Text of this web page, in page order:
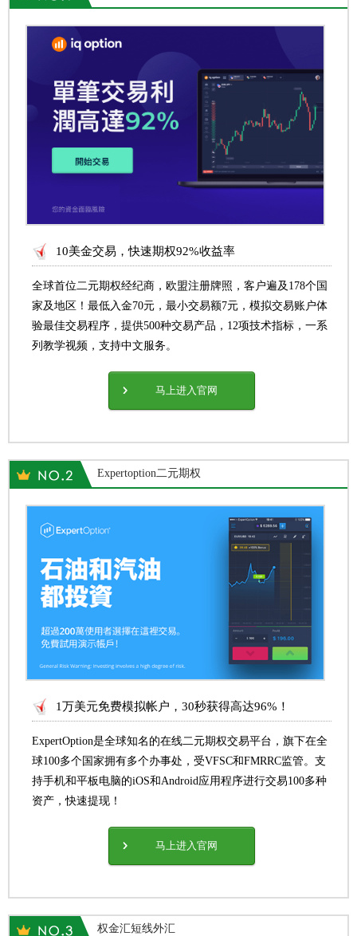
10美金交易，快速期权92%收益率
全球首位二元期权经纪商，欧盟注册牌照，客户遍及178个国
家及地区！最低入金70元，最小交易额7元，模拟交易账户体
验最佳交易程序，提供500种交易产品，12项技术指标，一系
列教学视频，支持中文服务。
马上进入官网
Expertoption二元期权
1万美元免费模拟帐户，30秒获得高达96%！
ExpertOption是全球知名的在线二元期权交易平台，旗下在全
球100多个国家拥有多个办事处，受VFSC和FMRRC监管。支
持手机和平板电脑的iOS和Android应用程序进行交易100多种
资产，快速提现！
马上进入官网
权金汇短线外汇